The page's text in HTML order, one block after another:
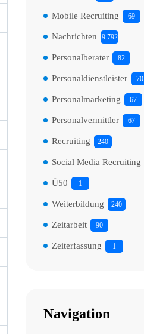
Mobile Recruiting 69
Nachrichten 9.792
Personalberater 82
Personaldienstleister 70
Personalmarketing 67
Personalvermittler 67
Recruiting 240
Social Media Recruiting
Ü50 1
Weiterbildung 240
Zeitarbeit 90
Zeiterfassung 1
Navigation